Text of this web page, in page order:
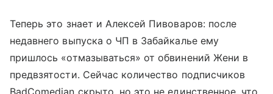
Теперь это знает и Алексей Пивоваров: после
недавнего выпуска о ЧП в Забайкалье ему
пришлось «отмазываться» от обвинений Жени в
предвзятости. Сейчас количество подписчиков